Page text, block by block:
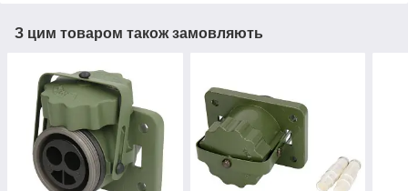
З цим товаром також замовляють